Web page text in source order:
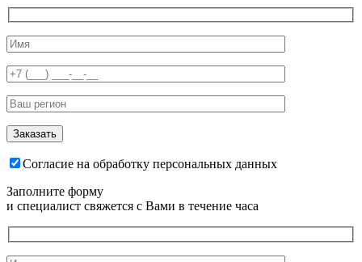
Согласие на обработку персональных данных
Заполните форму
и специалист свяжется с Вами в течение часа